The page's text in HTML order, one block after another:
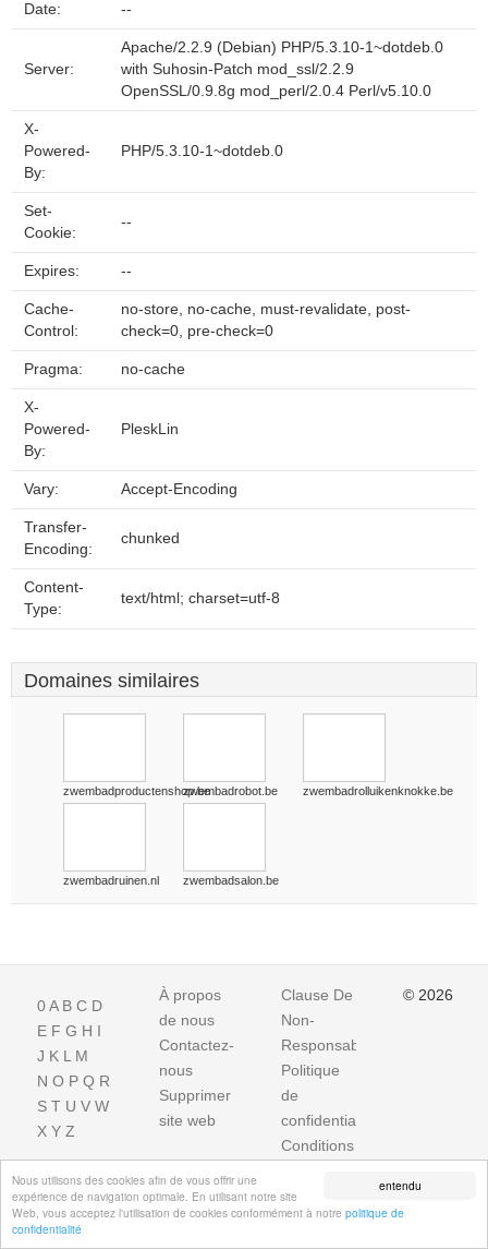
entendu
Nous utilisons des cookies afin de vous offrir une
expérience de navigation optimale. En utilisant notre site
Web, vous acceptez l'utilisation de cookies conformément à notre politique de
confidentialité
Date: --
Server:
Apache/2.2.9 (Debian) PHP/5.3.10-1~dotdeb.0
with Suhosin-Patch mod_ssl/2.2.9
OpenSSL/0.9.8g mod_perl/2.0.4 Perl/v5.10.0
X-
Powered-
By:
PHP/5.3.10-1~dotdeb.0
Set-
Cookie:
--
Expires: --
Cache-
Control:
no-store, no-cache, must-revalidate, post-
check=0, pre-check=0
Pragma: no-cache
X-
Powered-
By:
PleskLin
Vary: Accept-Encoding
Transfer-
Encoding:
chunked
Content-
Type:
text/html; charset=utf-8
Domaines similaires
zwembadproductenshop.bezwembadrobot.be zwembadrolluikenknokke.be
zwembadruinen.nl zwembadsalon.be
0A B C D
E F G H I
J K L M
N O P Q R
S T U V W
X Y Z
À propos
de nous
Contactez-
nous
Supprimer
site web
Clause De
Non-
Responsabilite
Politique
de
confidentialité
Conditions
© 2026